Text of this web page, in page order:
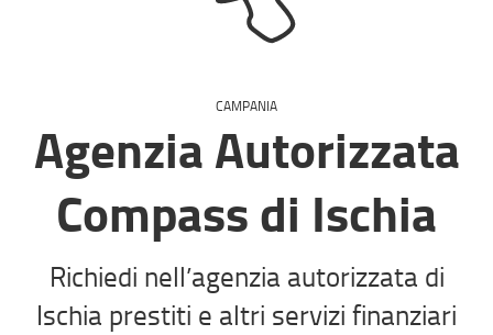
CAMPANIA
Agenzia Autorizzata
Compass di Ischia
Richiedi nell’agenzia autorizzata di
Ischia prestiti e altri servizi finanziari